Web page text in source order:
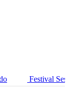
Música entra na